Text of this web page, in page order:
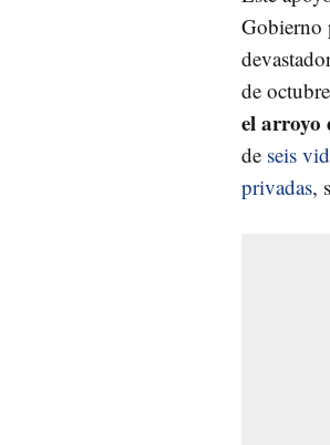
Gobierno
de
el arroyo
de seis
privadas,